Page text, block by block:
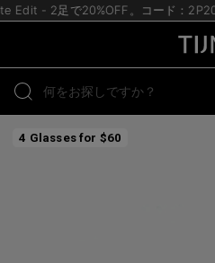
Edit - 2足で20%OFF。コード：2P20
4 Glasses for $60